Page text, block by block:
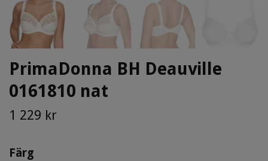
PrimaDonna BH Deauville
0161810 nat
1 229 kr
Färg